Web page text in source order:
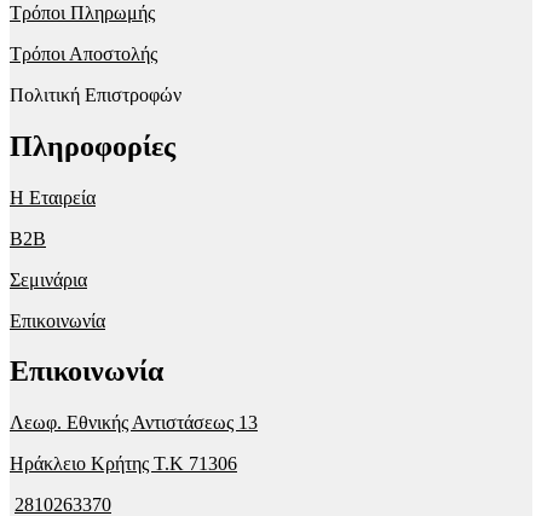
Τρόποι Πληρωμής
Τρόποι Αποστολής
Πολιτική Επιστροφών
Πληροφορίες
Η Εταιρεία
B2B
Σεμινάρια
Επικοινωνία
Επικοινωνία
Λεωφ. Εθνικής Αντιστάσεως 13
Ηράκλειο Κρήτης T.K 71306
2810263370